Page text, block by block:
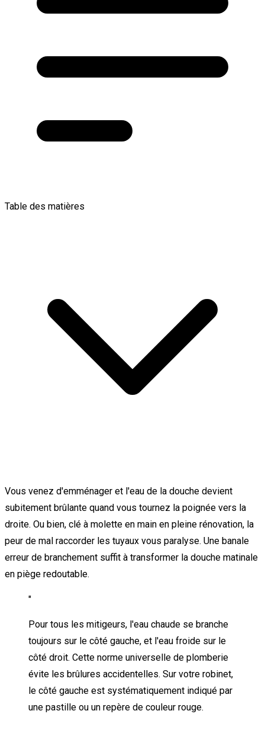
Table des matières
Vous venez d'emménager et l'eau de la douche devient
subitement brûlante quand vous tournez la poignée vers la
droite. Ou bien, clé à molette en main en pleine rénovation, la
peur de mal raccorder les tuyaux vous paralyse. Une banale
erreur de branchement suffit à transformer la douche matinale
en piège redoutable.
"
Pour tous les mitigeurs, l'eau chaude se branche
toujours sur le côté gauche, et l'eau froide sur le
côté droit. Cette norme universelle de plomberie
évite les brûlures accidentelles. Sur votre robinet,
le côté gauche est systématiquement indiqué par
une pastille ou un repère de couleur rouge.